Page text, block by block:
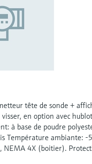
tête de sonde +
en option avec hublot
à base de poudre
Température ambiante: -
4X (boitier).